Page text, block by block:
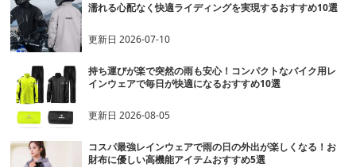
濡れる心配なく快適ライディングを実現するおすすめ10選
更新日2026-07-10
持ち運びが楽で突然の雨も安心！コンパクトなバイク用レ
インウェアで毎日が快適になるおすすめ10選
更新日2026-08-05
コスパ最強レインウェアで雨の日の外出が楽しくなる！お
財布に優しい高機能アイテムおすすめ5選